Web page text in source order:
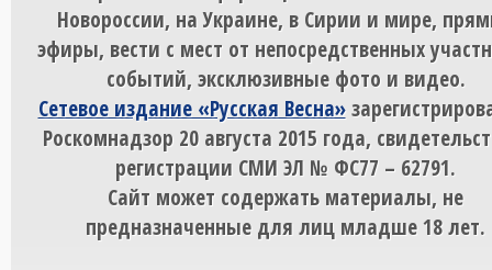
Новороссии, на Украине, в Сирии и мире,
эфиры, вести с мест от непосредственных
событий, эксклюзивные фото и видео.
Сетевое издание «Русская Весна»
Роскомнадзор 20 августа 2015 года,
регистрации СМИ ЭЛ № ФС77 – 62791.
Сайт может содержать материалы, не
предназначенные для лиц младше 18 лет.